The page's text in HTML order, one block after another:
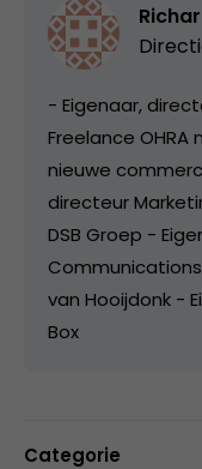
- Eigenaar,
Freelance
nieuwe
directeur
DSB Groep -
van Hooijdonk -
Box
Categorie